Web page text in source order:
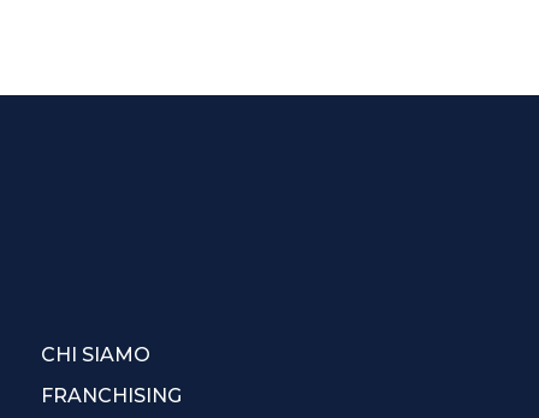
CHI SIAMO
FRANCHISING